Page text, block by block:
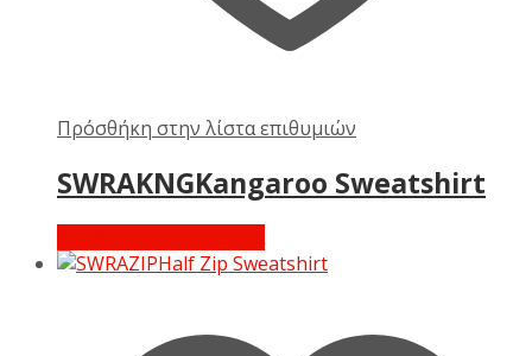
Πρόσθήκη στην λίστα επιθυμιών
SWRAKNGKangaroo Sweatshirt